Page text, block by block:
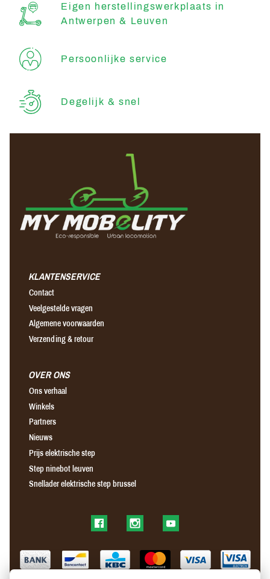
Eigen herstellingswerkplaats in
Antwerpen & Leuven
Persoonlijke service
Degelijk & snel
KLANTENSERVICE
Contact
Veelgestelde vragen
Algemene voorwaarden
Verzending & retour
OVER ONS
Ons verhaal
Winkels
Partners
Nieuws
Prijs elektrische step
Step ninebot leuven
Snellader elektrische step brussel
Find us on FacebookFind us on InstagramFind us on YouTube